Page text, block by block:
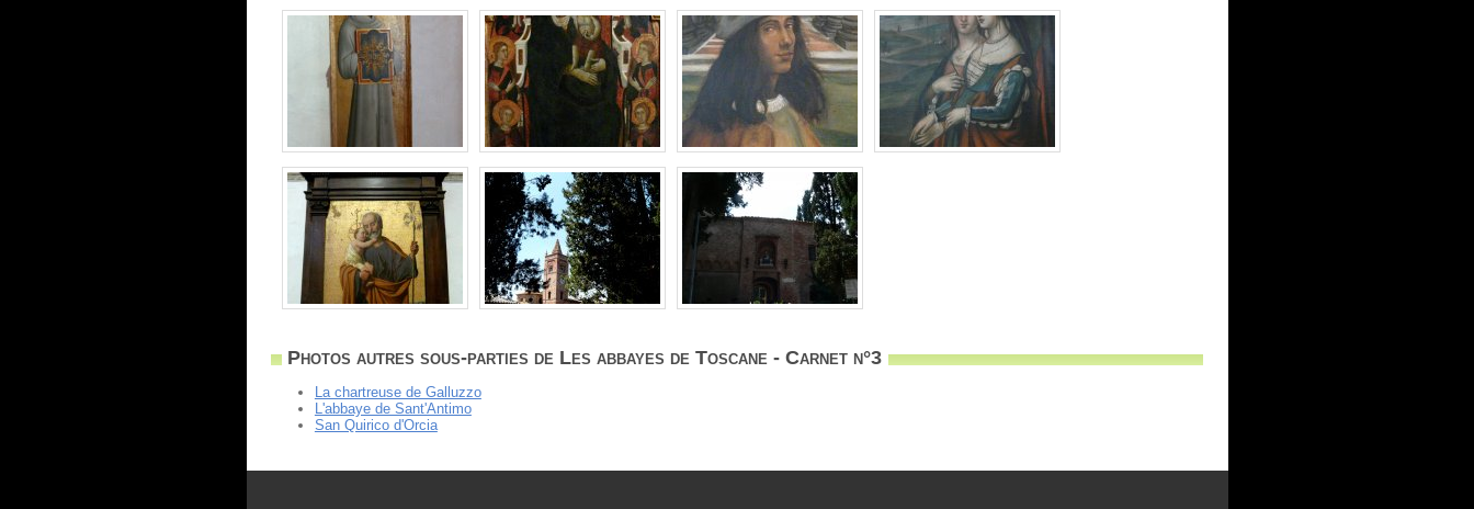
Photos autres sous-parties de Les abbayes de Toscane - Carnet n°3
La chartreuse de Galluzzo
L'abbaye de Sant'Antimo
San Quirico d'Orcia